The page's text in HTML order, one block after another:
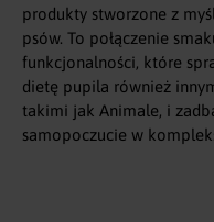
produkty stworzone z
psów. To połączenie
funkcjonalności, które
dietę pupila również
takimi jak Animale, i
samopoczucie w